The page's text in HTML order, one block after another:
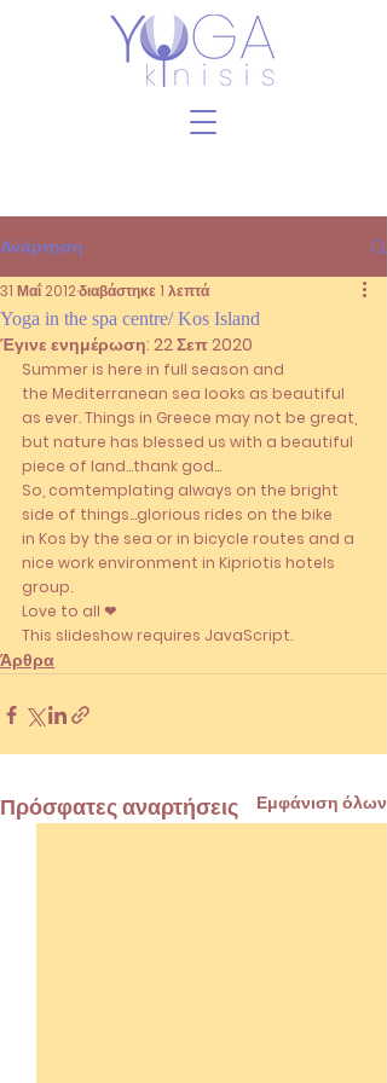
Ανάρτηση
Yoga in the spa centre/ Kos Island
31 Μαΐ 2012διαβάστηκε 1 λεπτά
Έγινε ενημέρωση: 22 Σεπ 2020
Summer is here in full season and
the Mediterranean sea looks as beautiful
as ever. Things in Greece may not be great,
but nature has blessed us with a beautiful
piece of land…thank god…
So, comtemplating always on the bright
side of things…glorious rides on the bike
in Kos by the sea or in bicycle routes and a
nice work environment in Kipriotis hotels
group.
Love to all ❤
This slideshow requires JavaScript.
Άρθρα
Πρόσφατες αναρτήσεις Εμφάνιση όλων